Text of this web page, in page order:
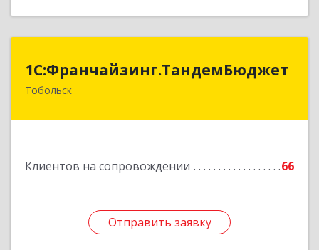
1С:Франчайзинг.ТандемБюджет
Тобольск
Клиентов на сопровождении 66
Отправить заявку
1С:Франчайзинг.ТандемБюджет
Отправить заявку